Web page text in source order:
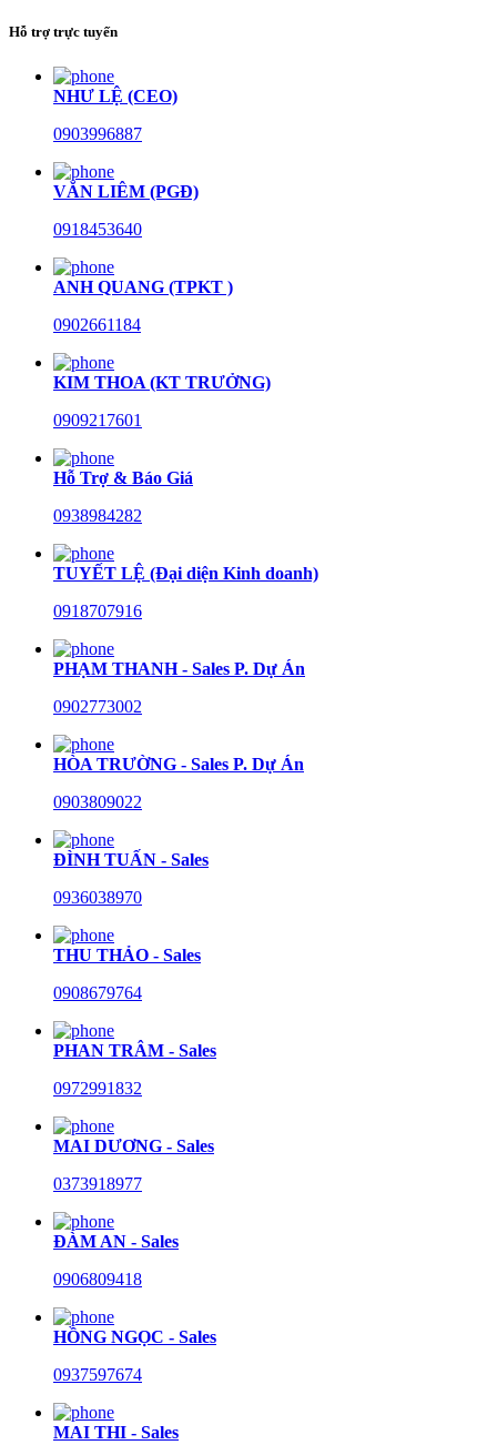
Hỗ trợ trực tuyến
NHƯ LỆ (CEO)
0903996887
VĂN LIÊM (PGĐ)
0918453640
ANH QUANG (TPKT )
0902661184
KIM THOA (KT TRƯỞNG)
0909217601
Hỗ Trợ & Báo Giá
0938984282
TUYẾT LỆ (Đại diện Kinh doanh)
0918707916
PHẠM THANH - Sales P. Dự Án
0902773002
HÒA TRƯỜNG - Sales P. Dự Án
0903809022
ĐÌNH TUẤN - Sales
0936038970
THU THẢO - Sales
0908679764
PHAN TRÂM - Sales
0972991832
MAI DƯƠNG - Sales
0373918977
ĐÀM AN - Sales
0906809418
HỒNG NGỌC - Sales
0937597674
MAI THI - Sales